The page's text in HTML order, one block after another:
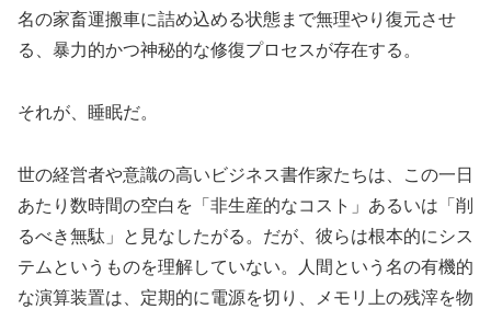
名の家畜運搬車に詰め込める状態まで無理やり復元させ
る、暴力的かつ神秘的な修復プロセスが存在する。
それが、睡眠だ。
世の経営者や意識の高いビジネス書作家たちは、この一日
あたり数時間の空白を「非生産的なコスト」あるいは「削
るべき無駄」と見なしたがる。だが、彼らは根本的にシス
テムというものを理解していない。人間という名の有機的
な演算装置は、定期的に電源を切り、メモリ上の残滓を物